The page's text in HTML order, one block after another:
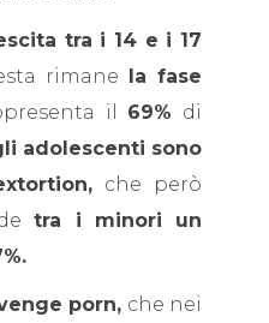
tra i 14 e i 17
rimane
la fase
il 69% di
adolescenti sono
che però
tra i minori un
porn, che nei